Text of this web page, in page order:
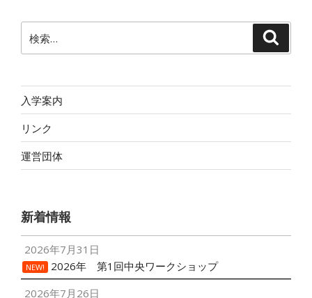
索:
入学案内
リンク
運営団体
新着情報
2026年7月31日
NEW!
2026年 第1回中央ワークショップ
2026年7月26日